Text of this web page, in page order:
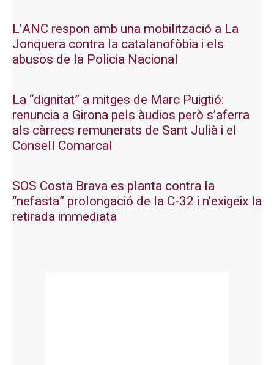
L’ANC respon amb una mobilització a La
Jonquera contra la catalanofòbia i els
abusos de la Policia Nacional
La “dignitat” a mitges de Marc Puigtió:
renuncia a Girona pels àudios però s’aferra
als càrrecs remunerats de Sant Julià i el
Consell Comarcal
SOS Costa Brava es planta contra la
“nefasta” prolongació de la C-32 i n’exigeix la
retirada immediata